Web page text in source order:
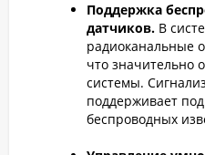
Поддержка
датчиков. В
радиоканальные
что значительно
системы.
поддерживает
беспроводных